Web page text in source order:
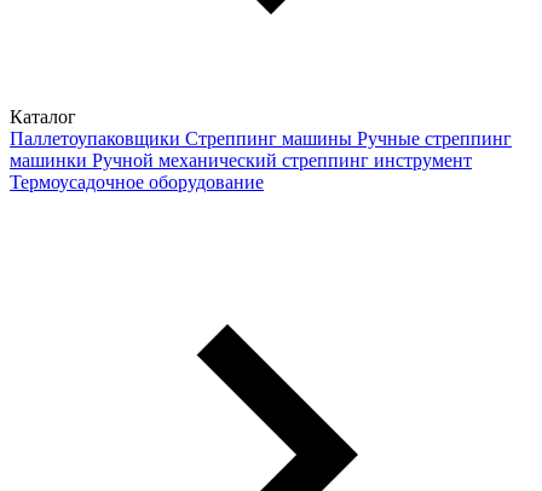
Каталог
Паллетоупаковщики Стреппинг машины Ручные стреппинг
машинки Ручной механический стреппинг инструмент
Термоусадочное оборудование